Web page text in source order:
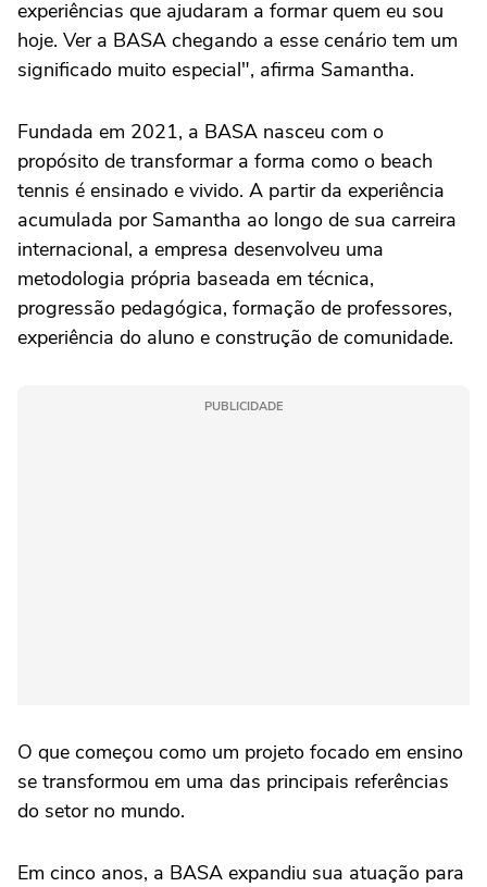
experiências que ajudaram a formar quem eu sou
hoje. Ver a BASA chegando a esse cenário tem um
significado muito especial", afirma Samantha.
Fundada em 2021, a BASA nasceu com o
propósito de transformar a forma como o beach
tennis é ensinado e vivido. A partir da experiência
acumulada por Samantha ao longo de sua carreira
internacional, a empresa desenvolveu uma
metodologia própria baseada em técnica,
progressão pedagógica, formação de professores,
experiência do aluno e construção de comunidade.
PUBLICIDADE
O que começou como um projeto focado em ensino
se transformou em uma das principais referências
do setor no mundo.
Em cinco anos, a BASA expandiu sua atuação para